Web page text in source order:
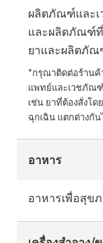
ผลิตภัณฑ์และเ
และผลิตภัณฑ์ที่
ยาและผลิตภั
*กรุณาติดต่อร้านค้
แพทย์และเวชภัณ
เช่น ยาที่ต้องสั่งโ
ฉุกเฉิน แตกต่างกัน
อาหาร
อาหารเพื่อสุข